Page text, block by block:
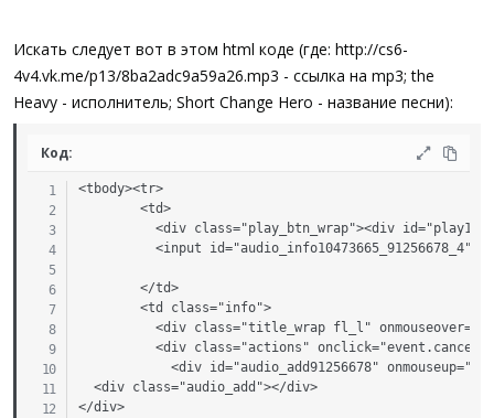
Искать следует вот в этом html коде (где: http://cs6-
4v4.vk.me/p13/8ba2adc9a59a26.mp3 - ссылка на mp3; the
Heavy - исполнитель; Short Change Hero - название песни):
Код:
<tbody><tr>
        <td>
<div class="play_btn_wrap"><div
<input id="audio_info10473665_91256678_4"
        </td>
        <td class="info">
<div class="title_wrap fl_l"
<div class="actions"
<div id="audio_add91256678"
  <div class="audio_add"></div>
</div>